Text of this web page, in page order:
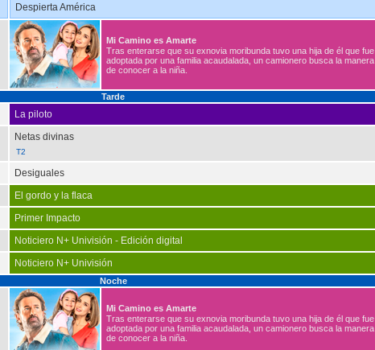
Despierta América
Mi Camino es Amarte
Tras enterarse que su exnovia moribunda tuvo una hija de él que fue
adoptada por una familia acaudalada, un camionero busca la manera
de conocer a la niña.
Tarde
La piloto
Netas divinas
T2
Desiguales
El gordo y la flaca
Primer Impacto
Noticiero N+ Univisión - Edición digital
Noticiero N+ Univisión
Noche
Mi Camino es Amarte
Tras enterarse que su exnovia moribunda tuvo una hija de él que fue
adoptada por una familia acaudalada, un camionero busca la manera
de conocer a la niña.